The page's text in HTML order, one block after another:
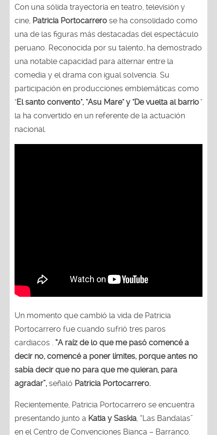
Con una sólida trayectoria en teatro, televisión y
cine, Patricia Portocarrero se ha consolidado como
una de las figuras más destacadas del espectáculo
peruano. Reconocida por su talento, ha demostrado
una notable capacidad para alternar entre la
comedia y el drama con igual solvencia. Su
participación en producciones emblemáticas como
"El santo convento", "Asu Mare" y "De vuelta al barrio"
la ha convertido en un referente de la actuación
nacional.
Un momento que cambió la vida de Patricia
Portocarrero fue cuando sufrió tres paros
cardiacos . “A raíz de lo que me pasó comencé a
decir no, comencé a poner límites, porque antes no
sabía decir que no para que me quieran, para
agradar”, señaló Patricia Portocarrero.
Recientemente, Patricia Portocarrero se encuentra
presentando junto a Katia y Saskia, “Las Bandalas”
en el Centro de Convenciones Bianca – Barranco.